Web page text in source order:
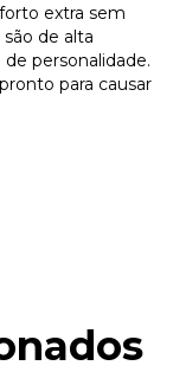
extra sem
de alta
personalidade.
para causar